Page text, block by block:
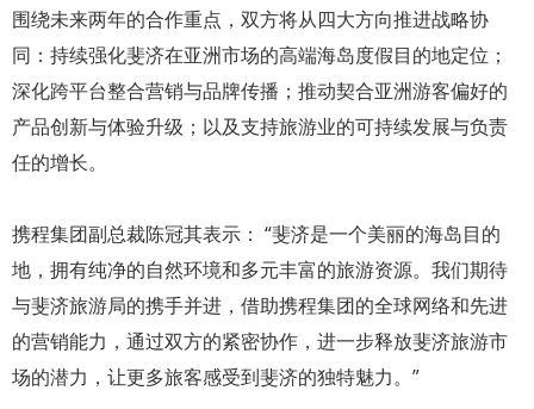
围绕未来两年的合作重点，双方将从四大方向推进战略协
同：持续强化斐济在亚洲市场的高端海岛度假目的地定位；
深化跨平台整合营销与品牌传播；推动契合亚洲游客偏好的
产品创新与体验升级；以及支持旅游业的可持续发展与负责
任的增长。
携程集团副总裁陈冠其表示： “斐济是一个美丽的海岛目的
地，拥有纯净的自然环境和多元丰富的旅游资源。我们期待
与斐济旅游局的携手并进，借助携程集团的全球网络和先进
的营销能力，通过双方的紧密协作，进一步释放斐济旅游市
场的潜力，让更多旅客感受到斐济的独特魅力。”